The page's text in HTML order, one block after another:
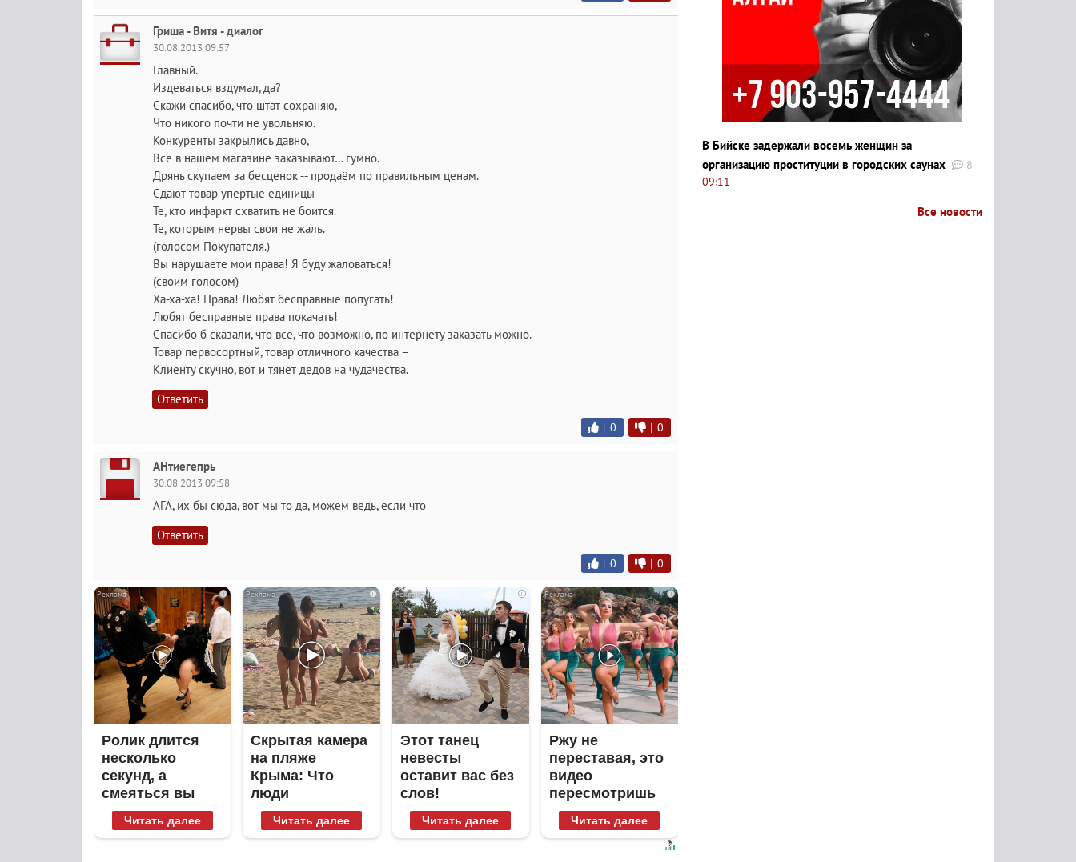
Гриша - Витя - диалог
30.08.2013 09:57
Главный.
Издеваться вздумал, да?
Скажи спасибо, что штат сохраняю,
Что никого почти не увольняю.
Конкуренты закрылись давно,
Все в нашем магазине заказывают… гумно.
Дрянь скупаем за бесценок -- продаём по правильным ценам.
Сдают товар упёртые единицы –
Те, кто инфаркт схватить не боится.
Те, которым нервы свои не жаль.
(голосом Покупателя.)
Вы нарушаете мои права! Я буду жаловаться!
(своим голосом)
Ха-ха-ха! Права! Любят бесправные попугать!
Любят бесправные права покачать!
Спасибо б сказали, что всё, что возможно, по интернету заказать можно.
Товар первосортный, товар отличного качества –
Клиенту скучно, вот и тянет дедов на чудачества.
Ответить
| 0 | 0
АНтиегепрь
30.08.2013 09:58
АГА, их бы сюда, вот мы то да, можем ведь, если что
Ответить
| 0 | 0
i
Ролик длится
несколько
секунд, а
смеяться вы
будете долго
Читать далее
i
Скрытая камера
на пляже
Крыма: Что
люди
вытворяют,
когда их не
Читать далее
i
Этот танец
невесты
оставит вас без
слов!
Пересмотрела
10 раз
Читать далее
i
Ржу не
переставая, это
видео
пересмотришь
не раз
Читать далее
В Бийске задержали восемь женщин за
организацию проституции в городских саунах
8
09:11
Все новости